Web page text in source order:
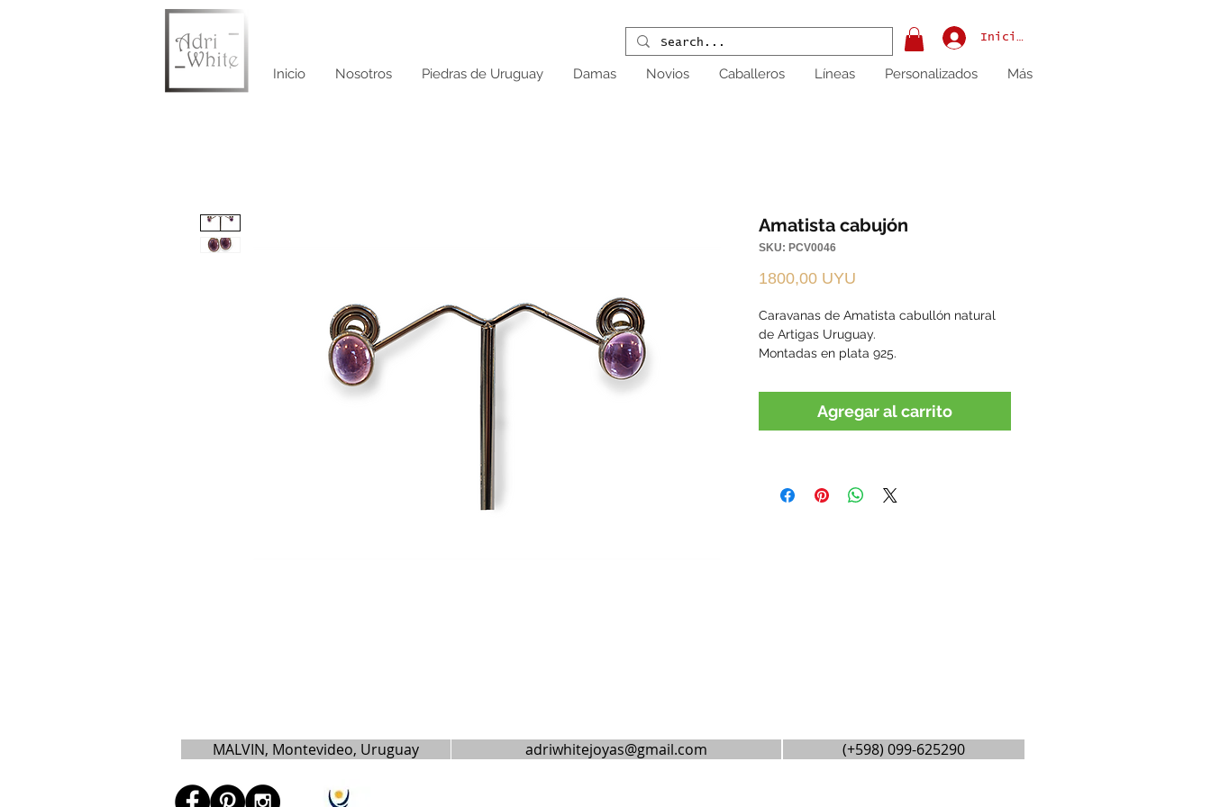
Iniciar sesión
Inicio Nosotros Piedras de Uruguay Damas Novios Caballeros Líneas Personalizados Más
Amatista cabujón
SKU: PCV0046
1800,00 UYU
Caravanas de Amatista cabullón natural
de Artigas Uruguay.
Montadas en plata 925.
Agregar al carrito
MALVIN, Montevideo, Uruguay adriwhitejoyas@gmail.com (+598) 099-625290